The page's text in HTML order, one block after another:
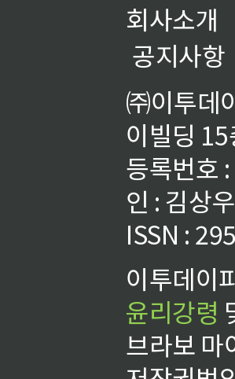
회사소개
공지사항
㈜이투데
이빌딩
등록번호
인 : 김상
ISSN :
이투데이
윤리강령
브라보 마